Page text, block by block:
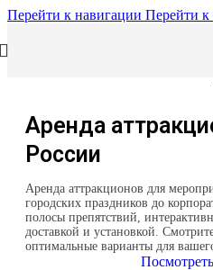
Перейти к навигации Перейти
Аренда
России
Аренда аттракционов для
городских праздников до
полосы препятствий,
доставкой и установкой.
оптимальные варианты для